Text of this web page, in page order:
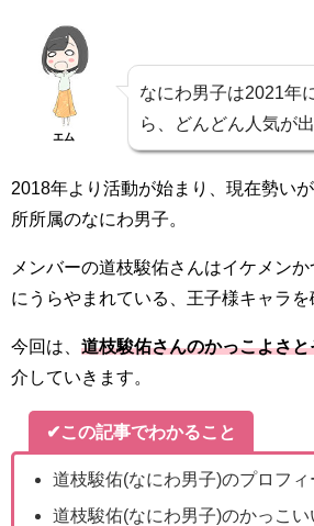
エム
なにわ男子は2021年
ら、どんどん人気が
2018年より活動が始まり、現在勢い
所所属のなにわ男子。
メンバーの道枝駿佑さんはイケメン
にうらやまれている、王子様キャラを
今回は、 道枝駿佑さんのかっこよさと
介していきます。
✔この記事でわかること
道枝駿佑(なにわ男子)のプロフィ
道枝駿佑(なにわ男子)のかっこい